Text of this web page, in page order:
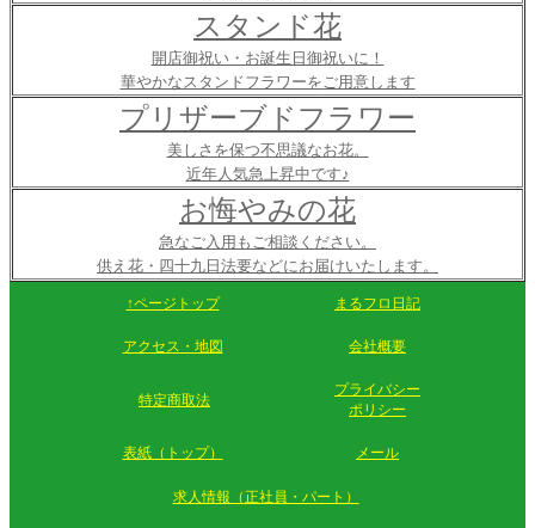
スタンド花
開店御祝い・お誕生日御祝いに！
華やかなスタンドフラワーをご用意します
プリザーブドフラワー
美しさを保つ不思議なお花。
近年人気急上昇中です♪
お悔やみの花
急なご入用もご相談ください。
供え花・四十九日法要などにお届けいたします。
↑ページトップ まるフロ日記
アクセス・地図 会社概要
特定商取法
プライバシー
ポリシー
表紙（トップ） メール
求人情報（正社員・パート）